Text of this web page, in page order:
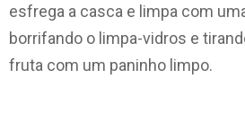
esfrega a casca e limpa com
borrifando o limpa-vidros e
fruta com um paninho limpo.